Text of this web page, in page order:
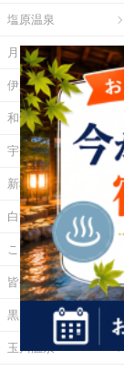
塩原温泉
月岡温泉
伊東温泉
和倉温泉
宇奈月温泉
新穂高温泉
白浜温泉
こんぴら温泉
皆生温泉
黒川温泉
玉川温泉